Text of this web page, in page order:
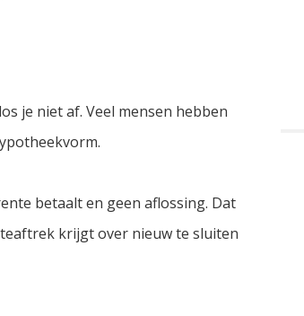
je niet af. Veel mensen hebben
betaalt en geen aflossing. Dat
krijgt over nieuw te sluiten